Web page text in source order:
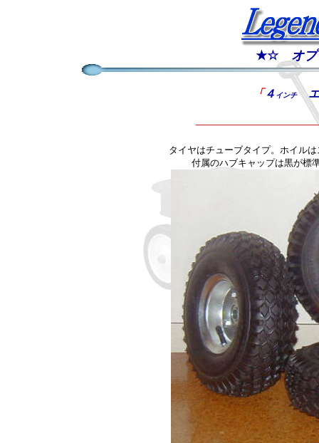
★☆ オ
「 ４ インチエ
タイヤはチューブタイプ。 ホイル
付属のハブキャップは黒が標